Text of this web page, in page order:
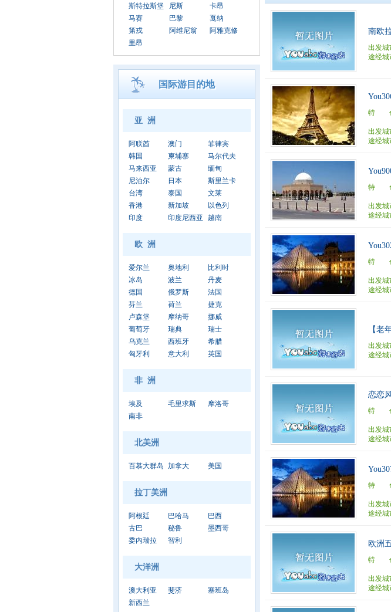
斯特拉斯堡 尼斯
卡昂
马赛
巴黎
戛纳
第戎
阿维尼翁
阿雅克修
里昂
国际游目的地
亚 洲
阿联酋 澳门
菲律宾
韩国
柬埔寨
马尔代夫
马来西亚
蒙古
缅甸
尼泊尔
日本
斯里兰卡
台湾
泰国
文莱
香港
新加坡
以色列
印度
印度尼西亚 越南
欧 洲
爱尔兰 奥地利
比利时
冰岛
波兰
丹麦
德国
俄罗斯
法国
芬兰
荷兰
捷克
卢森堡
摩纳哥
挪威
葡萄牙
瑞典
瑞士
乌克兰
西班牙
希腊
匈牙利
意大利 英国
非 洲
埃及 毛里求斯
摩洛哥
南非
北美洲
百慕大群岛 加拿大 美国
拉丁美洲
阿根廷 巴哈马
巴西
古巴
秘鲁
墨西哥
委内瑞拉
智利
大洋洲
澳大利亚 斐济
塞班岛
新西兰
南欧
出发城
途经城
特
出发城
途经城
特
出发城
途经城
特
出发城
途经城
【老
出发城
途经城
恋恋
特
出发城
途经城
特
出发城
途经城
欧洲
特
出发城
途经城